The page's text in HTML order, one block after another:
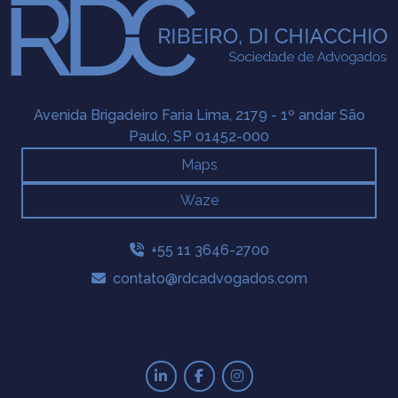
Avenida Brigadeiro Faria Lima, 2179 - 1º andar São
Paulo, SP 01452-000
Maps
Waze
+55 11 3646-2700
contato@rdcadvogados.com